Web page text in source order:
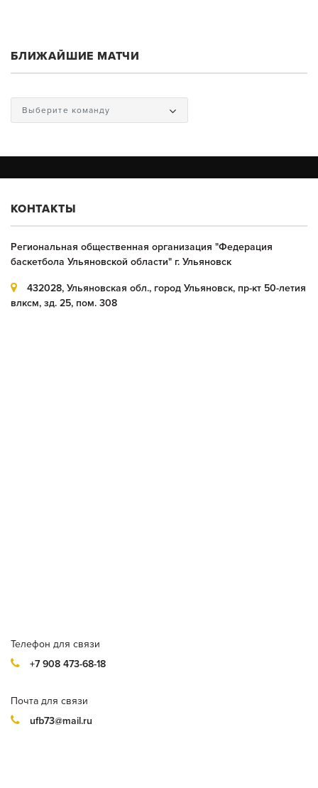
БЛИЖАЙШИЕ МАТЧИ
Выберите команду
КОНТАКТЫ
Региональная общественная организация "Федерация
баскетбола Ульяновской области" г. Ульяновск
432028, Ульяновская обл., город Ульяновск, пр-кт 50-летия
влксм, зд. 25, пом. 308
Телефон для связи
+7 908 473-68-18
Почта для связи
ufb73@mail.ru